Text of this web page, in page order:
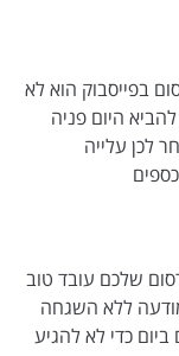
10%-20% – הפרסום בפייסבוק הוא לא
היום פניה
לכן עלייה
שלכם עובד טוב
ללא השגחה
כדי לא להגיע